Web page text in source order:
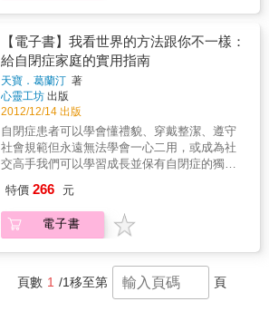
對自閉症和大腦有興趣的人必讀本書。實際上
它不只帶來對自閉症的全新看法，也對其他正
鋪天蓋地的標籤如發展遲緩、過動症、學習障
礙等，敲出同等嘹亮的警鐘。」
&mdash;&mdash;幸佳慧，兒童文學作家 &
「這本書讓我過足對心理學史的癮，也使我進
一步去了解『神經多樣性』的觀念。在人腦演
化容量限制的假設下，環境變數和資訊數量等
卻不斷增加，腦功能特化分工似乎是有跡可循
的演化趨向，自閉頻譜中的工程師特質便是一
導，這使得非典型者往往處境艱辛，一生中付
出極大代價，遑論發揮長才。 試想從基因、突
觸、神經細胞到腦區的層次，可能交織出多少
種行為型態。面對我們不熟悉的行為模式，向
亞斯伯格借鏡，別急著分類、給『絕對的』診
斷治療，而是心態開放地去觀察、互動，從而
婦寫了《生命如何轉彎》，用溫暖詳實的手法
講述他們教養自閉兒陳暘的過程，如今陳暘長
大成人了，作者再度將這些年教養陳暘的點點
滴滴記錄下來，他們仍用十足的耐力和樂觀的
態度來面對這些挫折和困難，希望能鼓勵家有
自閉兒或是重症病患的人們，用積極正向的態
度來面對老天爺給的珍寶！透過本書的分享，
可以提供所有跟自閉症孩子接觸的人參考，家
人與陳暘的生活經驗更可以協助父母與師長找
到相關的教養策略及問題因應方法，幫助孩子
面對生活中的各種挑戰與喜樂。
【電子書】我看世界的方法跟你不一樣：
給自閉症家庭的實用指南
天寶．葛蘭汀 著
心靈工坊 出版
2012/12/14 出版
自閉症患者可以學會懂禮貌、穿戴整潔、遵守
社會規範但永遠無法學會一心二用，或成為社
交高手我們可以學習成長並保有自閉症的獨特
寶是我們的英雄。她給了我們一個能夠窺見孩
子心靈的窗口，也讓我們重新燃起希望，看見
一個充滿可能性的未來。－－盧絲．蘇麗文博
（ASC）創辦人。天寶．葛蘭汀博士是全美頂
尖的動物學家、暢銷書作家、演說家，也是全
特價 266 元
電子書
頁數 1 /1移至第 頁